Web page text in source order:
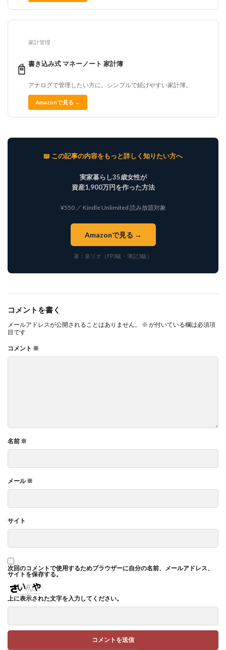
📓
家計管理
書き込み式 マネーノート 家計簿
アナログで管理したい方に。シンプルで続けやすい家計簿。
Amazonで見る →
📖 この記事の内容をもっと詳しく知りたい方へ
実家暮らし35歳女性が
資産1,900万円を作った方法
¥550 ／ Kindle Unlimited 読み放題対象
Amazonで見る →
著：泉リオ（FP3級・簿記3級）
コメントを書く
メールアドレスが公開されることはありません。 ※ が付いている欄は必須項
目です
コメント ※
名前 ※
メール※
サイト
次回のコメントで使用するためブラウザーに自分の名前、メールアドレス、
サイトを保存する。
上に表示された文字を入力してください。